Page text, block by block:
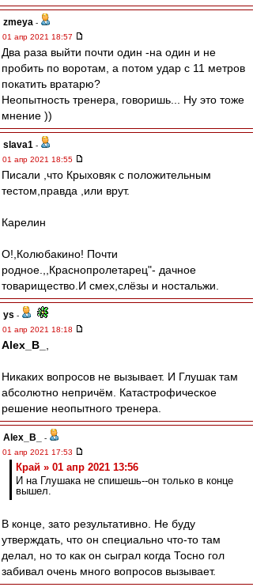
zmeya -
01 апр 2021 18:57
Два раза выйти почти один -на один и не
пробить по воротам, а потом удар с 11 метров
покатить вратарю?
Неопытность тренера, говоришь... Ну это тоже
мнение ))
slava1 -
01 апр 2021 18:55
Писали ,что Крыховяк с положительным
тестом,правда ,или врут.
Карелин
О!,Колюбакино! Почти
родное.,,Краснопролетарец"- дачное
товарищество.И смех,слёзы и ностальжи.
ys -
01 апр 2021 18:18
Alex_B_
Никаких вопросов не вызывает. И Глушак там
абсолютно непричём. Катастрофическое
решение неопытного тренера.
Alex_B_
-
01 апр 2021 17:53
Край » 01 апр 2021 13:56
И на Глушака не спишешь--он только в конце
вышел.
В конце, зато результативно. Не буду
утверждать, что он специально что-то там
делал, но то как он сыграл когда Тосно гол
забивал очень много вопросов вызывает.